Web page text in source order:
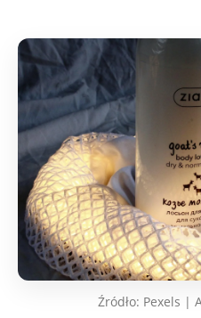
Źródło: Pexels